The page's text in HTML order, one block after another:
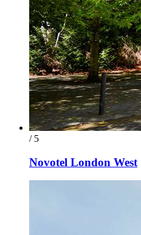
/ 5
Novotel London West